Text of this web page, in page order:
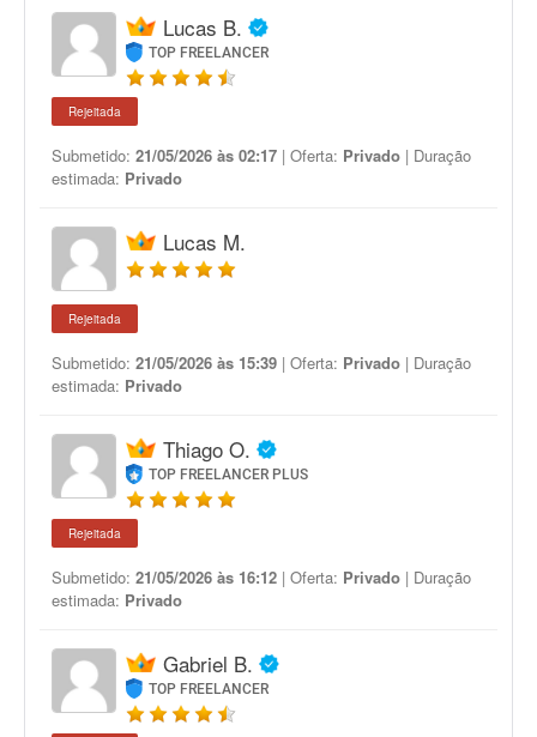
Lucas B.
TOP FREELANCER
Rejeitada
Submetido: 21/05/2026 às 02:17 | Oferta: Privado | Duração
estimada: Privado
Lucas M.
Rejeitada
Submetido: 21/05/2026 às 15:39 | Oferta: Privado | Duração
estimada: Privado
Thiago O.
TOP FREELANCER PLUS
Rejeitada
Submetido: 21/05/2026 às 16:12 | Oferta: Privado | Duração
estimada: Privado
Gabriel B.
TOP FREELANCER